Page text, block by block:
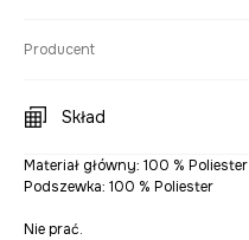
Producent
Skład
Materiał główny: 100 % Poliester
Podszewka: 100 % Poliester
Nie prać.